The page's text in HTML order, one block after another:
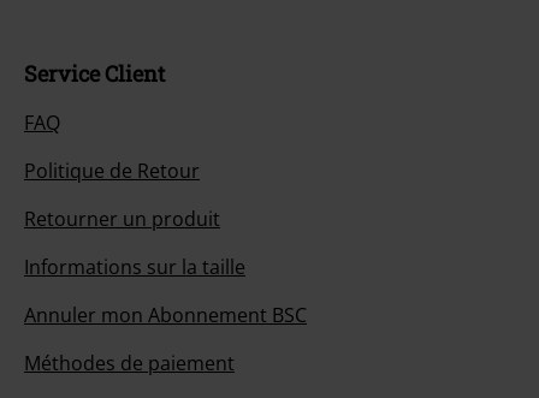
Service Client
FAQ
Politique de Retour
Retourner un produit
Informations sur la taille
Annuler mon Abonnement BSC
Méthodes de paiement